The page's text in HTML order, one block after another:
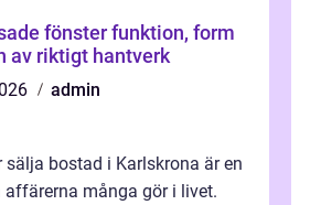
funktion, form
av riktigt hantverk
admin
sälja bostad i Karlskrona är en
affärerna många gör i livet.